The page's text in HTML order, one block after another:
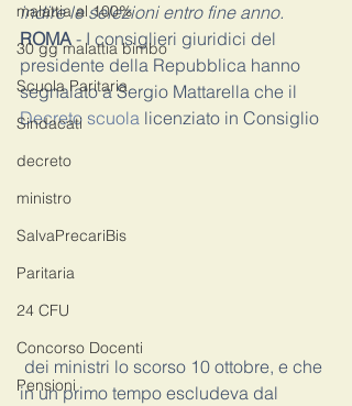
malattia al 100%
30 gg malattia bimbo
Scuola Paritaria
Sindacati
decreto
ministro
SalvaPrecariBis
Paritaria
24 CFU
Concorso Docenti
Pensioni
indire le selezioni entro fine anno.
ROMA - I consiglieri giuridici del
presidente della Repubblica hanno
segnalato a Sergio Mattarella che il
Decreto scuola licenziato in Consiglio
in un primo tempo escludeva dal